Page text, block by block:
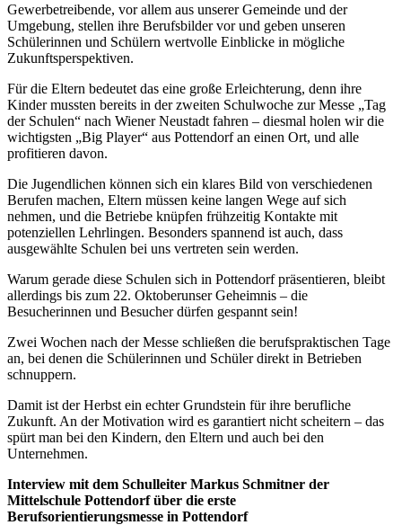
Gewerbetreibende, vor allem aus unserer Gemeinde und der
Umgebung, stellen ihre Berufsbilder vor und geben unseren
Schülerinnen und Schülern wertvolle Einblicke in mögliche
Zukunftsperspektiven.
Für die Eltern bedeutet das eine große Erleichterung, denn ihre
Kinder mussten bereits in der zweiten Schulwoche zur Messe „Tag
der Schulen“ nach Wiener Neustadt fahren – diesmal holen wir die
wichtigsten „Big Player“ aus Pottendorf an einen Ort, und alle
profitieren davon.
Die Jugendlichen können sich ein klares Bild von verschiedenen
Berufen machen, Eltern müssen keine langen Wege auf sich
nehmen, und die Betriebe knüpfen frühzeitig Kontakte mit
potenziellen Lehrlingen. Besonders spannend ist auch, dass
ausgewählte Schulen bei uns vertreten sein werden.
Warum gerade diese Schulen sich in Pottendorf präsentieren, bleibt
allerdings bis zum 22. Oktoberunser Geheimnis – die
Besucherinnen und Besucher dürfen gespannt sein!
Zwei Wochen nach der Messe schließen die berufspraktischen Tage
an, bei denen die Schülerinnen und Schüler direkt in Betrieben
schnuppern.
Damit ist der Herbst ein echter Grundstein für ihre berufliche
Zukunft. An der Motivation wird es garantiert nicht scheitern – das
spürt man bei den Kindern, den Eltern und auch bei den
Unternehmen.
Interview mit dem Schulleiter Markus Schmitner der
Mittelschule Pottendorf über die erste
Berufsorientierungsmesse in Pottendorf